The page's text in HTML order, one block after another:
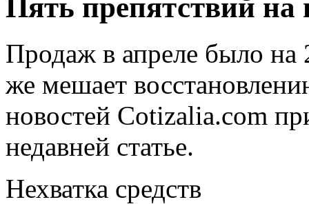
Пять препятствий на
Продаж в апреле было на
же мешает
новостей Cotizalia.com
недавней статье.
Нехватка средств